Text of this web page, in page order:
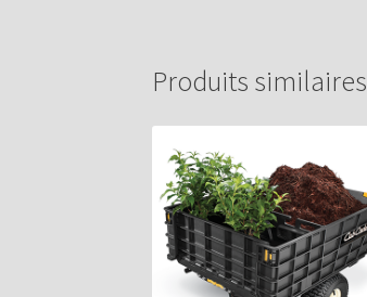
Produits similaires